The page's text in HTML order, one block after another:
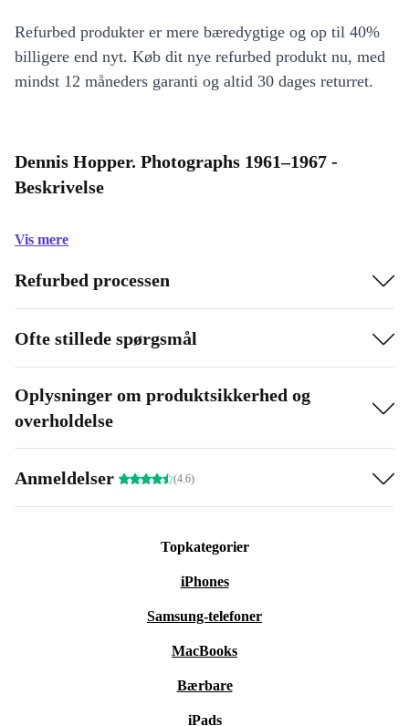
Refurbed produkter er mere bæredygtige og op til 40%
billigere end nyt. Køb dit nye refurbed produkt nu, med
mindst 12 måneders garanti og altid 30 dages returret.
Dennis Hopper. Photographs 1961–1967 -
Beskrivelse
Vis mere
Refurbed processen
Ofte stillede spørgsmål
Oplysninger om produktsikkerhed og
overholdelse
Anmeldelser (4.6)
Topkategorier
iPhones
Samsung-telefoner
MacBooks
Bærbare
iPads